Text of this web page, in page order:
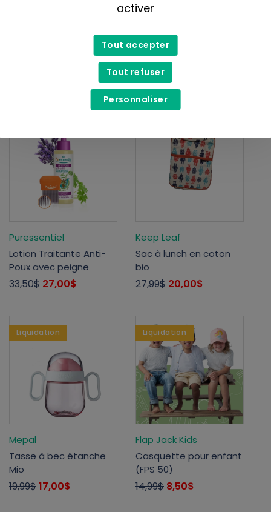
Thés et tisanes festifs
Puressentiel
Shampoing bio doux
SOS anti-poux
15,25$12,00$
Puressentiel
Lotion Traitante Anti-
Poux avec peigne
33,50$ 27,00$
Keep Leaf
Sac à lunch en coton
bio
27,99$ 20,00$
Liquidation
Mepal
Tasse à bec étanche
Mio
19,99$17,00$
Liquidation
Flap Jack Kids
Casquette pour enfant
(FPS 50)
14,99$ 8,50$
activer
Tout accepter
Tout refuser
Personnaliser